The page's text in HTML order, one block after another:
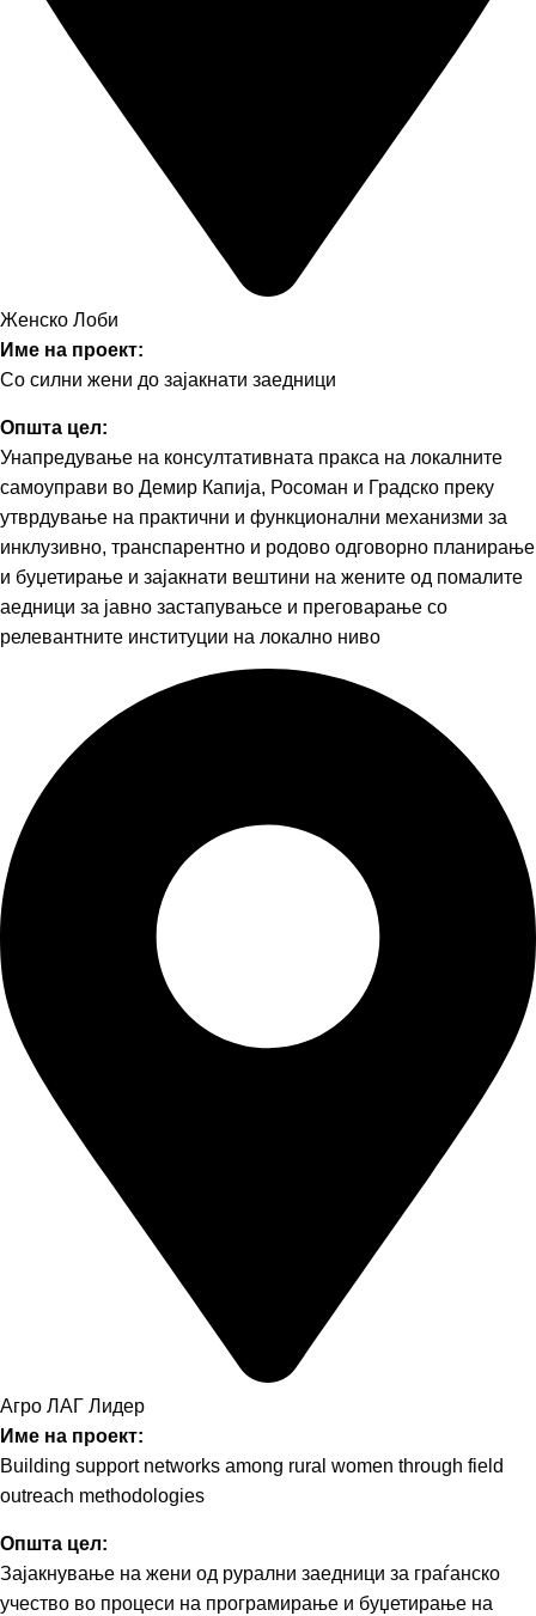
Женско Лоби
Име на проект:
Со силни жени до зајакнати заедници
Општа цел:
Унапредување на консултативната пракса на локалните
самоуправи во Демир Капија, Росоман и Градско преку
утврдување на практични и функционални механизми за
инклузивно, транспарентно и родово одговорно планирање
и буџетирање и зајакнати вештини на жените од помалите
аедници за јавно застапувањсе и преговарање со
релевантните институции на локално ниво
Агро ЛАГ Лидер
Име на проект:
Building support networks among rural women through field
outreach methodologies
Општа цел:
Зајакнување на жени од рурални заедници за граѓанско
учество во процеси на програмирање и буџетирање на